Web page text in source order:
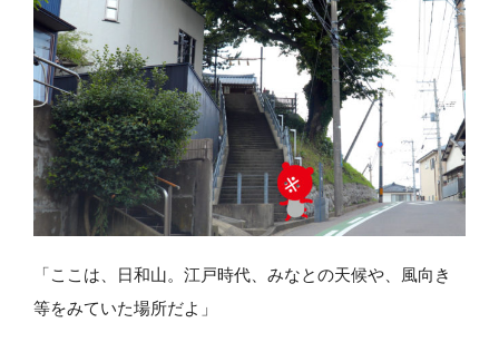
「ここは、日和山。江戸時代、みなとの天候や、風向き
等をみていた場所だよ」